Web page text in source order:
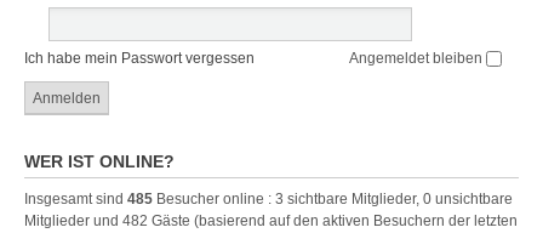
Ich habe mein Passwort vergessen Angemeldet bleiben
WER IST ONLINE?
Insgesamt sind 485 Besucher online : 3 sichtbare Mitglieder, 0 unsichtbare
Mitglieder und 482 Gäste (basierend auf den aktiven Besuchern der letzten